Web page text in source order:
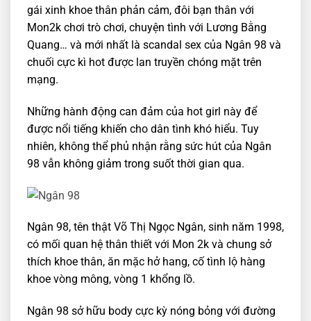
gái xinh khoe thân phản cảm, đôi bạn thân với
Mon2k chơi trò chơi, chuyện tình với Lương Bằng
Quang… và mới nhất là scandal sex của Ngân 98 và
chuối cực kì hot được lan truyền chóng mặt trên
mạng.
Những hành động can đảm của hot girl này để
được nổi tiếng khiến cho dân tình khó hiểu. Tuy
nhiên, không thể phủ nhận rằng sức hút của Ngân
98 vẫn không giảm trong suốt thời gian qua.
Ngân 98, tên thật Võ Thị Ngọc Ngân, sinh năm 1998,
có mối quan hệ thân thiết với Mon 2k và chung sở
thích khoe thân, ăn mặc hở hang, cố tình lộ hàng
khoe vòng mông, vòng 1 khổng lồ.
Ngân 98 sở hữu body cực kỳ nóng bỏng với đường